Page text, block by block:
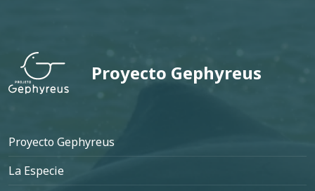
Proyecto Gephyreus
Pie de página
Proyecto Gephyreus
La Especie